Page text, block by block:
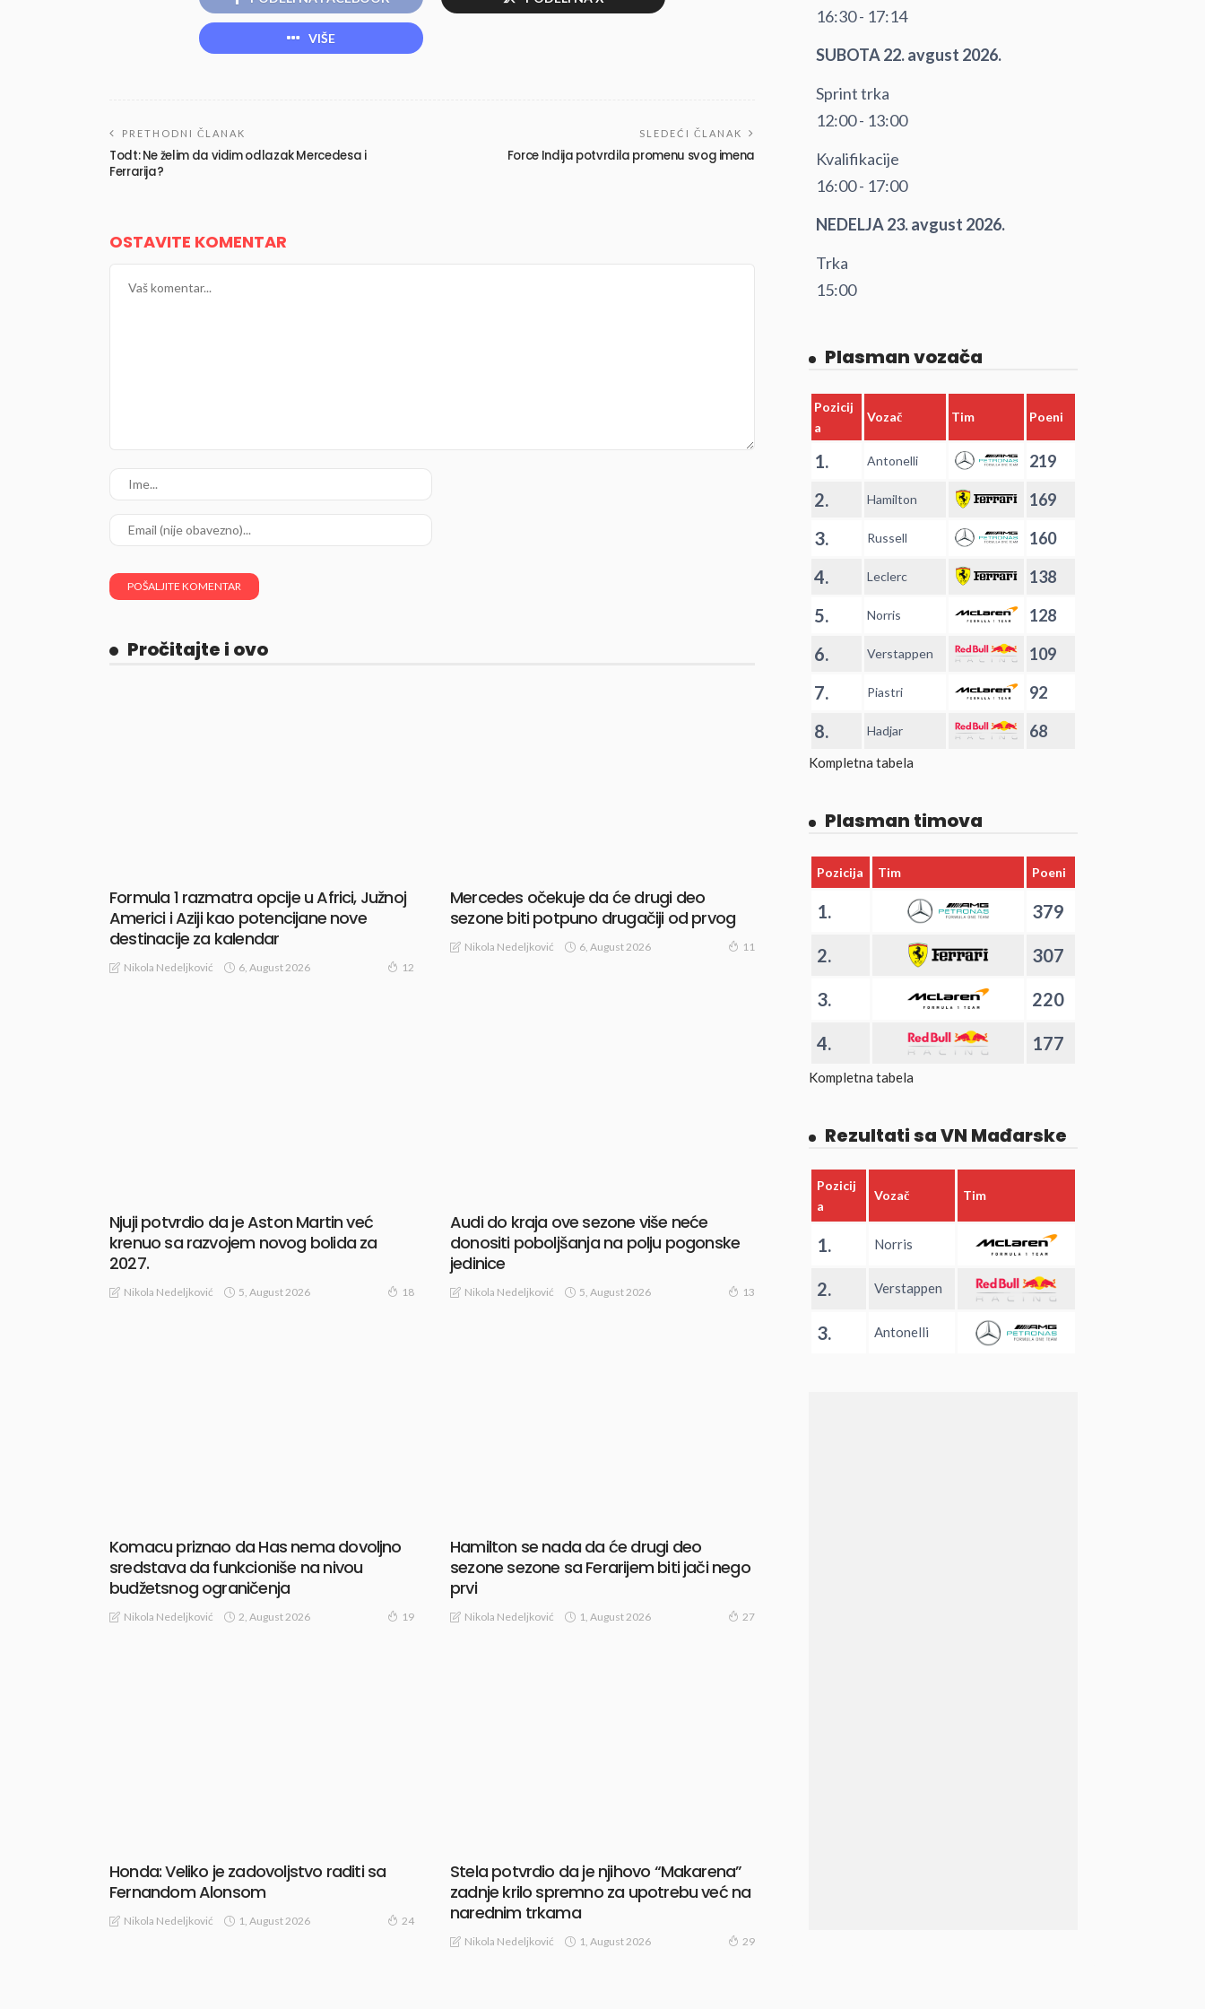
VIŠE
PRETHODNI ČLANAK
Todt: Ne želim da vidim odlazak Mercedesa i
Ferrarija?
SLEDEĆI ČLANAK
Force Indija potvrdila promenu svog imena
OSTAVITE KOMENTAR
Pročitajte i ovo
Formula 1 razmatra opcije u Africi, Južnoj
Americi i Aziji kao potencijane nove
destinacije za kalendar
Nikola Nedeljković 6, August 2026 12
Mercedes očekuje da će drugi deo
sezone biti potpuno drugačiji od prvog
Nikola Nedeljković 6, August 2026 11
Njuji potvrdio da je Aston Martin već
krenuo sa razvojem novog bolida za
2027.
Nikola Nedeljković 5, August 2026 18
Audi do kraja ove sezone više neće
donositi poboljšanja na polju pogonske
jedinice
Nikola Nedeljković 5, August 2026 13
Komacu priznao da Has nema dovoljno
sredstava da funkcioniše na nivou
budžetsnog ograničenja
Nikola Nedeljković 2, August 2026 19
Hamilton se nada da će drugi deo
sezone sezone sa Ferarijem biti jači nego
prvi
Nikola Nedeljković 1, August 2026 27
Honda: Veliko je zadovoljstvo raditi sa
Fernandom Alonsom
Nikola Nedeljković 1, August 2026 24
Stela potvrdio da je njihovo “Makarena”
zadnje krilo spremno za upotrebu već na
narednim trkama
Nikola Nedeljković 1, August 2026 29
16:30 - 17:14
SUBOTA 22. avgust 2026.
Sprint trka
12:00 - 13:00
Kvalifikacije
16:00 - 17:00
NEDELJA 23. avgust 2026.
Trka
15:00
Plasman vozača
Pozicij
a
Vozač Tim Poeni
1. Antonelli 219
2. Hamilton 169
3. Russell 160
4. Leclerc 138
5. Norris 128
6. Verstappen 109
7. Piastri 92
8. Hadjar 68
Kompletna tabela
Plasman timova
Pozicija Tim Poeni
1. 379
2. 307
3. 220
4. 177
Kompletna tabela
Rezultati sa VN Mađarske
Pozicij
a
Vozač Tim
1. Norris
2. Verstappen
3. Antonelli